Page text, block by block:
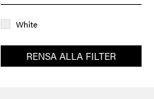
White
RENSA ALLA FILTER